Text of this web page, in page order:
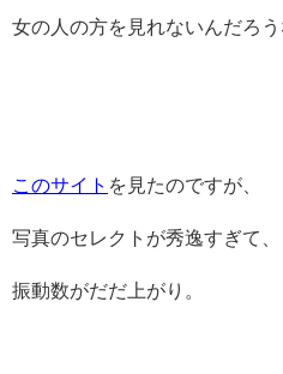
女の人の方を見れないんだろう
このサイト を見たのですが、
写真のセレクトが秀逸すぎて、
振動数がだだ上がり。